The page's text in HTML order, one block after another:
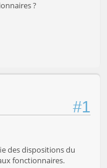
?
#1
des dispositions du
fonctionnaires.